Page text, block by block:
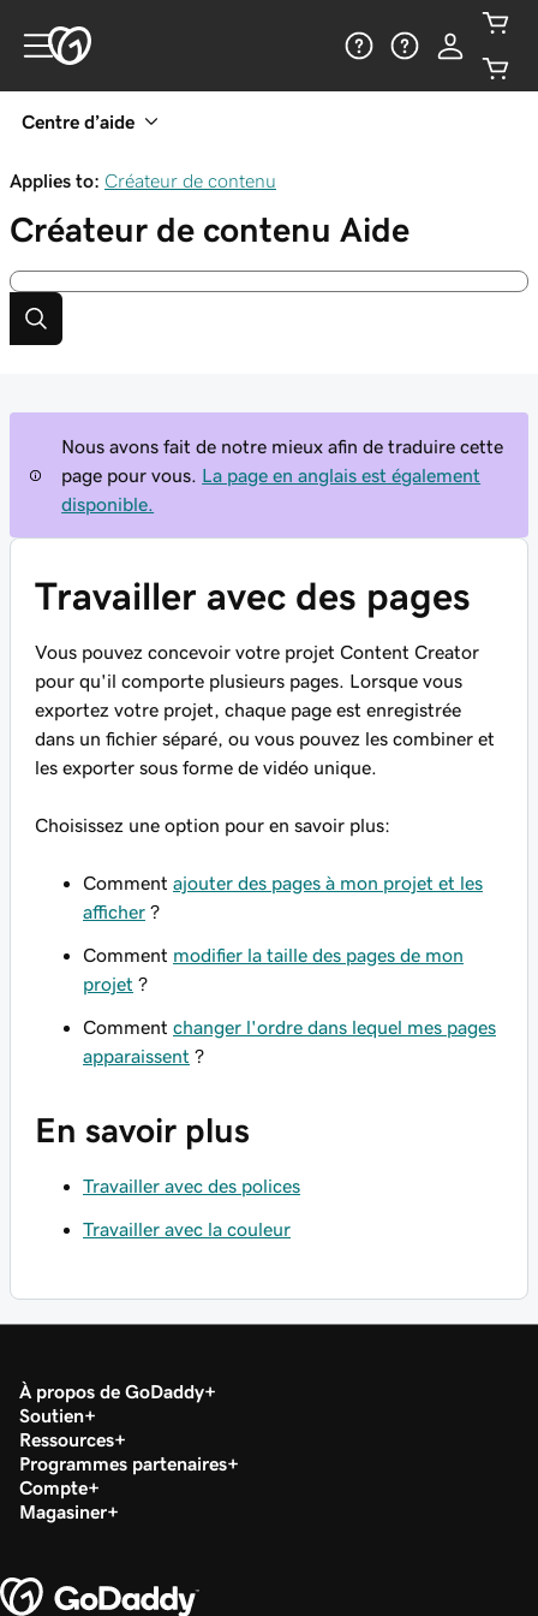
Centre d’aide
Applies to: Créateur de contenu
Créateur de contenu Aide
Nous avons fait de notre mieux afin de traduire cette
page pour vous.
La page en anglais est également
disponible.
Travailler avec des pages
Vous pouvez concevoir votre projet Content Creator
pour qu'il comporte plusieurs pages. Lorsque vous
exportez votre projet, chaque page est enregistrée
dans un fichier séparé, ou vous pouvez les combiner et
les exporter sous forme de vidéo unique.
Choisissez une option pour en savoir plus:
Comment ajouter des pages à mon projet et les
afficher ?
Comment modifier la taille des pages de mon
projet ?
Comment changer l'ordre dans lequel mes pages
apparaissent ?
En savoir plus
Travailler avec des polices
Travailler avec la couleur
À propos de GoDaddy
Soutien
Ressources
Programmes partenaires
Compte
Magasiner